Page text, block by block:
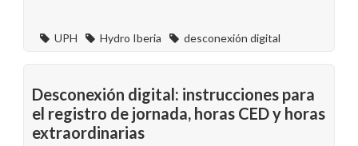
UPH Hydro Iberia desconexión digital
Desconexión digital: instrucciones para
el registro de jornada, horas CED y horas
extraordinarias